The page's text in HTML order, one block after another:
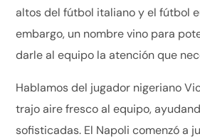
altos del fútbol italiano y el fútbol
embargo, un nombre vino para
darle al equipo la atención que
Hablamos del jugador nigeriano
trajo aire fresco al equipo,
sofisticadas. El Napoli comenzó a